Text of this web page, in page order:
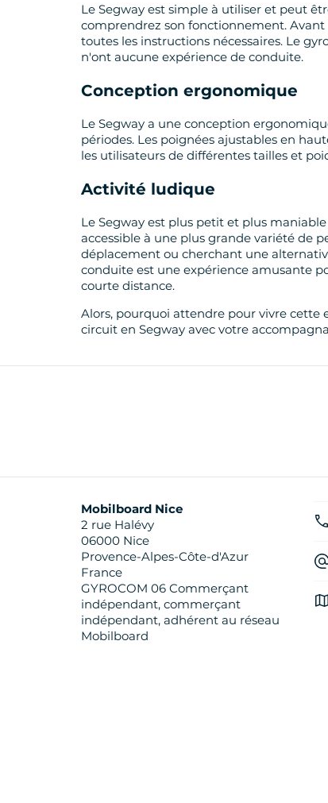
Le Segway est simple à utiliser et peut
comprendrez son fonctionnement.
toutes les instructions nécessaires. Le
n'ont aucune expérience de conduite.
Conception ergonomique
Le Segway a une conception
périodes. Les poignées ajustables en
les utilisateurs de différentes tailles et
Activité ludique
Le Segway est plus petit et plus
accessible à une plus grande variété de
déplacement ou cherchant une
conduite est une expérience amusante
courte distance.
Alors, pourquoi attendre pour vivre cette
circuit en Segway avec votre
Mobilboard Nice
2 rue Halévy
06000 Nice
Provence-Alpes-Côte-d'Azur
France
GYROCOM 06 Commerçant
indépendant, commerçant
indépendant, adhérent au réseau
Mobilboard